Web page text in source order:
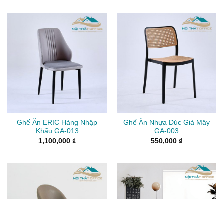
Ghế Ăn ERIC Hàng Nhập
Khẩu GA-013
1,100,000 ₫
Ghế Ăn Nhựa Đúc Giả Mây
GA-003
550,000 ₫